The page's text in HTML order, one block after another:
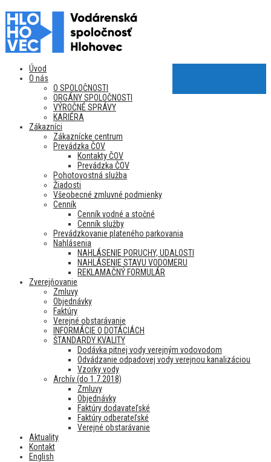
Úvod
O nás
O SPOLOČNOSTI
ORGÁNY SPOLOČNOSTI
VÝROČNÉ SPRÁVY
KARIÉRA
Zákazníci
Zákaznícke centrum
Prevádzka ČOV
Kontakty ČOV
Prevádzka ČOV
Pohotovostná služba
Žiadosti
Všeobecné zmluvné podmienky
Cenník
Cenník vodné a stočné
Cenník služby
Prevádzkovanie plateného parkovania
Nahlásenia
NAHLÁSENIE PORUCHY, UDALOSTI
NAHLÁSENIE STAVU VODOMERU
REKLAMAČNÝ FORMULÁR
Zverejňovanie
Zmluvy
Objednávky
Faktúry
Verejné obstarávanie
INFORMÁCIE O DOTÁCIÁCH
ŠTANDARDY KVALITY
Dodávka pitnej vody verejným vodovodom
Odvádzanie odpadovej vody verejnou kanalizáciou
Vzorky vody
Archív (do 1.7.2018)
Zmluvy
Objednávky
Faktúry dodavateľské
Faktúry odberateľské
Verejné obstarávanie
Aktuality
Kontakt
English